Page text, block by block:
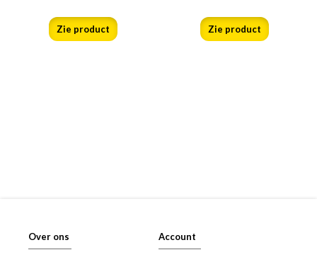
Zie product Zie product
Over ons Account